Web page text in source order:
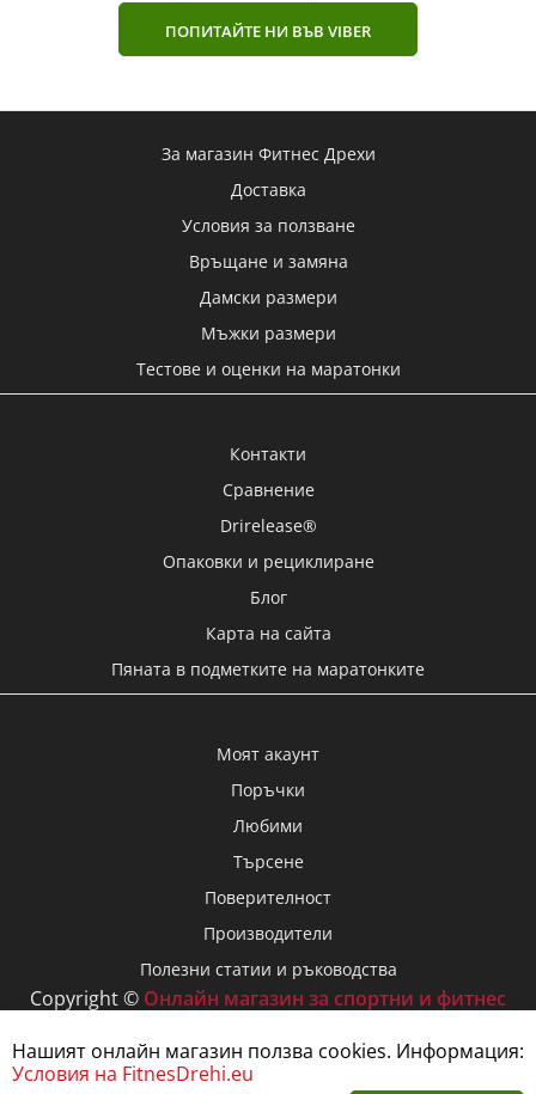
Нашият онлайн магазин ползва cookies. Информация:
Условия на FitnesDrehi.eu
ПОПИТАЙТЕ НИ ВЪВ VIBER
За магазин Фитнес Дрехи
Доставка
Условия за ползване
Връщане и замяна
Дамски размери
Мъжки размери
Тестове и оценки на маратонки
Контакти
Сравнение
Drirelease®
Опаковки и рециклиране
Блог
Карта на сайта
Пяната в подметките на маратонките
Моят акаунт
Поръчки
Любими
Търсене
Поверителност
Производители
Полезни статии и ръководства
Copyright © Онлайн магазин за спортни и фитнес